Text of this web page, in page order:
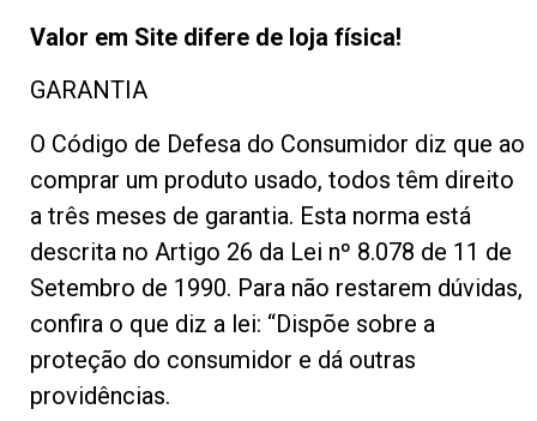
Valor em Site difere de loja física!
GARANTIA
O Código de Defesa do Consumidor diz que ao
comprar um produto usado, todos têm direito
a três meses de garantia. Esta norma está
descrita no Artigo 26 da Lei nº 8.078 de 11 de
Setembro de 1990. Para não restarem dúvidas,
confira o que diz a lei: “Dispõe sobre a
proteção do consumidor e dá outras
providências.